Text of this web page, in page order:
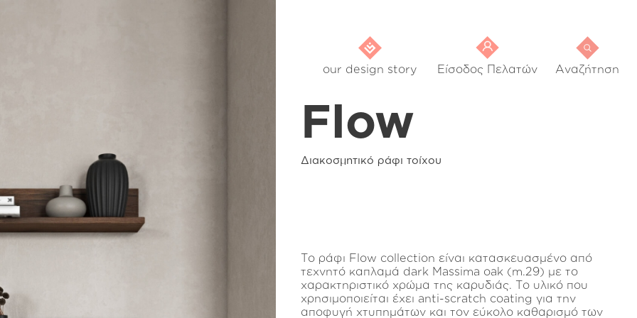
our design story Είσοδος Πελατών Αναζήτηση
Flow
Διακοσμητικό ράφι τοίχου
Το ράφι Flow collection είναι κατασκευασμένο από
τεχνητό καπλαμά dark Massima oak (m.29) με το
χαρακτηριστικό χρώμα της καρυδιάς. Το υλικό που
χρησιμοποιείται έχει anti-scratch coating για την
αποφυγή χτυπημάτων και τον εύκολο καθαρισμό των